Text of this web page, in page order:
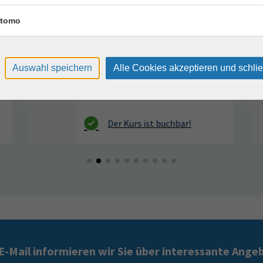
1 Termin
Mail informieren wir Sie über interessante
Auswahl speichern Alle Cookies akzeptieren und